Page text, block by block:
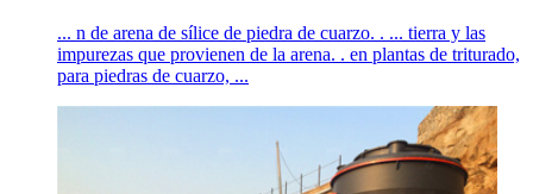
... n de arena de sílice de piedra de cuarzo. . ... tierra y las
impurezas que provienen de la arena. . en plantas de triturado,
para piedras de cuarzo, ...